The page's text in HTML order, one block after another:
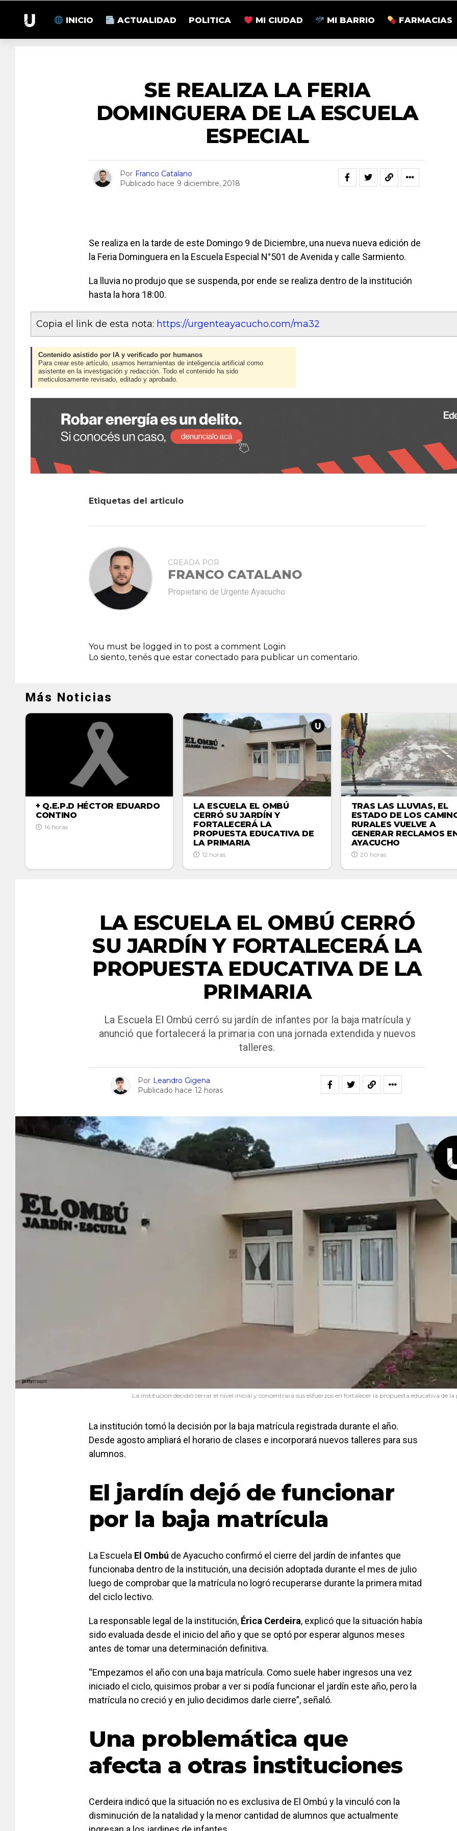
INICIO ACTUALIDAD POLITICA MI CIUDAD MI BARRIO FARMACIAS
SE REALIZA LA FERIA
DOMINGUERA DE LA ESCUELA
ESPECIAL
Por Franco Catalano
Publicado hace 9 diciembre, 2018
Se realiza en la tarde de este Domingo 9 de Diciembre, una nueva nueva edición de
la Feria Dominguera en la Escuela Especial N°501 de Avenida y calle Sarmiento.
La lluvia no produjo que se suspenda, por ende se realiza dentro de la institución
hasta la hora 18:00.
Copia el link de esta nota: https://urgenteayacucho.com/ma32
Contenido asistido por IA y verificado por humanos
Para crear este artículo, usamos herramientas de inteligencia artificial como
asistente en la investigación y redacción. Todo el contenido ha sido
meticulosamente revisado, editado y aprobado.
Etiquetas del articulo
CREADA POR
FRANCO CATALANO
Propietario de Urgente Ayacucho.
You must be logged in to post a comment Login
Lo siento, tenés que estar conectado para publicar un comentario.
Más Noticias
+ Q.E.P.D HÉCTOR EDUARDO
CONTINO
16 horas
LA ESCUELA EL OMBÚ
CERRÓ SU JARDÍN Y
FORTALECERÁ LA
PROPUESTA EDUCATIVA DE
LA PRIMARIA
12 horas
TRAS LAS LLUVIAS, EL
ESTADO DE LOS
RURALES VUELVE A
GENERAR RECLAMOS
AYACUCHO
20 horas
LA ESCUELA EL OMBÚ CERRÓ
SU JARDÍN Y FORTALECERÁ LA
PROPUESTA EDUCATIVA DE LA
PRIMARIA
La Escuela El Ombú cerró su jardín de infantes por la baja matrícula y
anunció que fortalecerá la primaria con una jornada extendida y nuevos
talleres.
Por Leandro Gigena
Publicado hace 12 horas
La institución decidió cerrar el nivel inicial y concentrará sus esfuerzos en fortalecer la propuesta educativa de
La institución tomó la decisión por la baja matrícula registrada durante el año.
Desde agosto ampliará el horario de clases e incorporará nuevos talleres para sus
alumnos.
El jardín dejó de funcionar
por la baja matrícula
La Escuela El Ombú de Ayacucho confirmó el cierre del jardín de infantes que
funcionaba dentro de la institución, una decisión adoptada durante el mes de julio
luego de comprobar que la matrícula no logró recuperarse durante la primera mitad
del ciclo lectivo.
La responsable legal de la institución, Érica Cerdeira, explicó que la situación había
sido evaluada desde el inicio del año y que se optó por esperar algunos meses
antes de tomar una determinación definitiva.
“Empezamos el año con una baja matrícula. Como suele haber ingresos una vez
iniciado el ciclo, quisimos probar a ver si podía funcionar el jardín este año, pero la
matrícula no creció y en julio decidimos darle cierre”, señaló.
Una problemática que
afecta a otras instituciones
Cerdeira indicó que la situación no es exclusiva de El Ombú y la vinculó con la
disminución de la natalidad y la menor cantidad de alumnos que actualmente